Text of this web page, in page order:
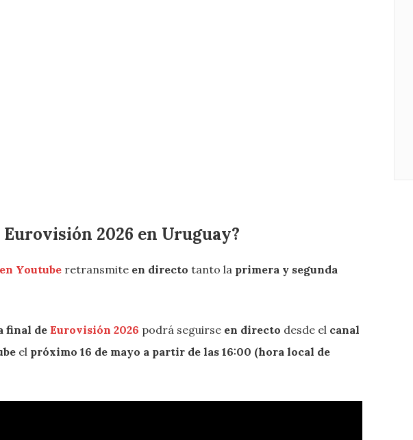
2026 en Uruguay?
Youtube retransmite en directo tanto la primera y segunda
final deEurovisión 2026 podrá seguirse en directo desde el canal
el próximo 16 de mayo a partir de las 16:00 (hora local de